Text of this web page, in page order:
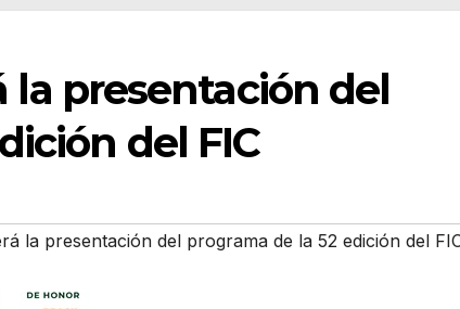
la presentación del
del FIC
la presentación del programa de la 52 edición del